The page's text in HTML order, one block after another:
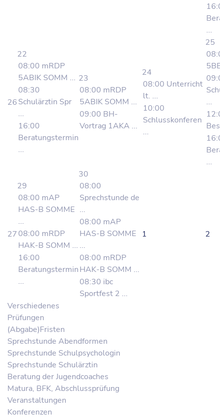
...
26
22
08:00 mRDP
5ABIK SOMM ...
08:30
Schulärztin Spr
...
16:00
Beratungstermin
...
23
08:00 mRDP
5ABIK SOMM ...
09:00 BH-
Vortrag 1AKA ...
24
08:00 Unterricht
lt. ...
10:00
Schlusskonferen
...
25
...
...
27
29
08:00 mAP
HAS-B SOMME
...
08:00 mRDP
HAK-B SOMM ...
16:00
Beratungstermin
...
30
08:00
Sprechstunde de
...
08:00 mAP
HAS-B SOMME
...
08:00 mRDP
HAK-B SOMM ...
08:30 ibc
Sportfest 2 ...
1 2
Verschiedenes
Prüfungen
(Abgabe)Fristen
Sprechstunde Abendformen
Sprechstunde Schulpsychologin
Sprechstunde Schulärztin
Beratung der Jugendcoaches
Matura, BFK, Abschlussprüfung
Veranstaltungen
Konferenzen